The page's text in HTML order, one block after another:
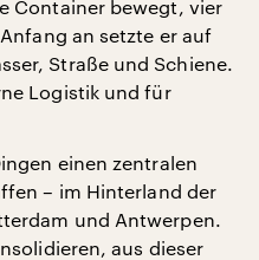
Container bewegt, vier
an setzte er auf
Straße und Schiene.
Logistik und für
einen zentralen
– im Hinterland der
und Antwerpen.
aus dieser